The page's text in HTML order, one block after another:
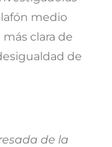
medio
clara de
de
de la